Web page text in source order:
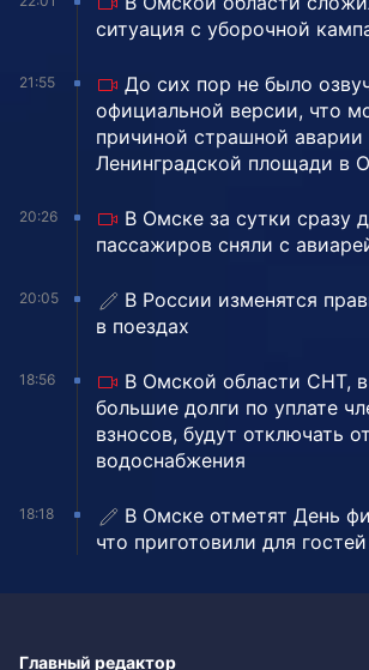
ситуация с уборочной
21:55
До сих пор не было
официальной версии, что
причиной страшной аварии
Ленинградской площади в
20:26
В Омске за сутки сразу
пассажиров сняли с
20:05
В России изменятся
в поездах
18:56
В Омской области СНТ,
большие долги по уплате
взносов, будут отключать от
водоснабжения
18:18
В Омске отметят День
что приготовили для
Главный редактор